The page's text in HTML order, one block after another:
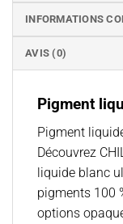
INFORMATIONS
AVIS (0)
Pigment
Pigment
Découvrez
liquide blanc
pigments 100
options